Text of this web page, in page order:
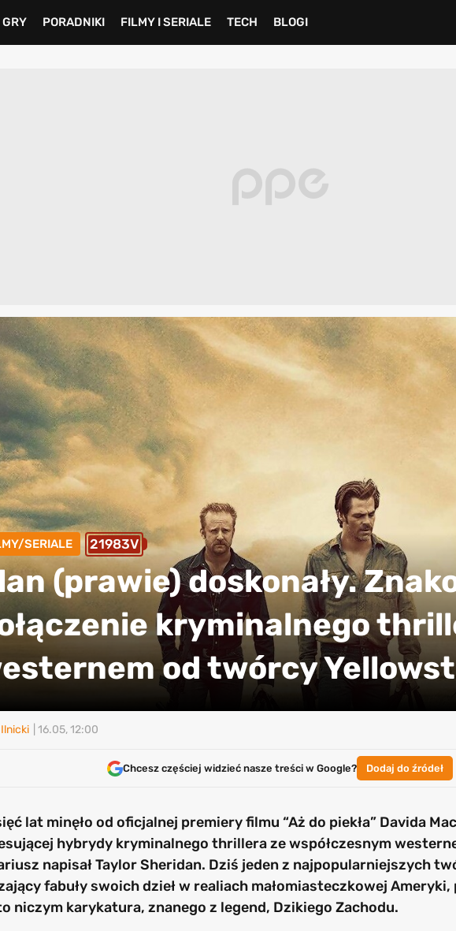
GRY PORADNIKI FILMY I SERIALE TECH BLOGI
SERIALE 21983V
(prawie) doskonały.
kryminalnego
od twórcy
| 16.05, 12:00
Chcesz częściej widzieć nasze treści w Google? Dodaj do źródeł
lat minęło od oficjalnej premiery filmu “Aż do piekła” Davida
hybrydy kryminalnego thrillera ze współczesnym
napisał Taylor Sheridan. Dziś jeden z najpopularniejszych
fabuły swoich dzieł w realiach małomiasteczkowej
niczym karykatura, znanego z legend, Dzikiego Zachodu.